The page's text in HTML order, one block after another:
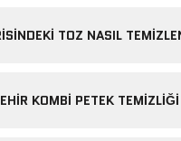
TOZ NASIL
KOMBI PETEK TEMIZLIĞI